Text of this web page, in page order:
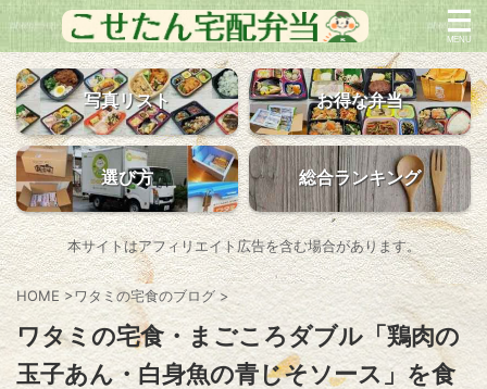
写真リスト お得な弁当
選び方 総合ランキング
本サイトはアフィリエイト広告を含む場合があります。
HOME >ワタミの宅食のブログ >
ワタミの宅食・まごころダブル「鶏肉の
玉子あん・白身魚の青じそソース」を食